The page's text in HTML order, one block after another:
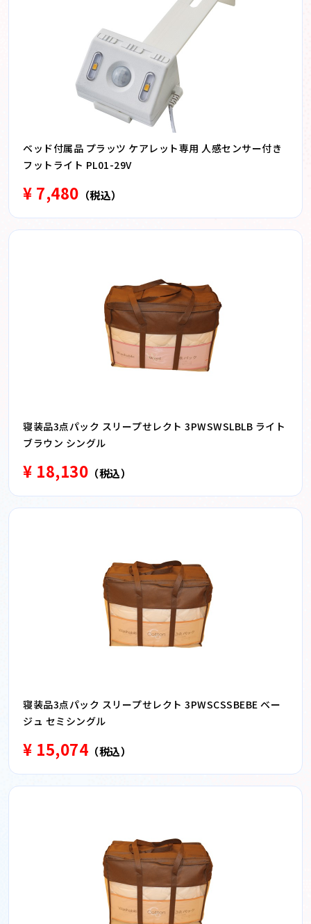
ベッド付属品 プラッツ ケアレット専用 人感センサー付き
フットライト PL01-29V
¥ 7,480 （税込）
寝装品3点パック スリープせレクト 3PWSWSLBLB ライト
ブラウン シングル
¥ 18,130 （税込）
寝装品3点パック スリープせレクト 3PWSCSSBEBE ベー
ジュ セミシングル
¥ 15,074 （税込）